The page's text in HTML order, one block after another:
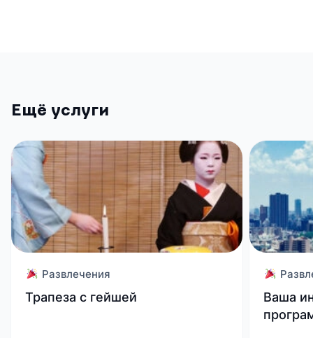
Ещё услуги
Развлечения
Трапеза с гейшей
Ваша